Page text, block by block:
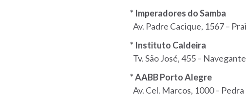
* Imperadores do Samba
Av. Padre Cacique, 1567 –
* Instituto Caldeira
Tv. São José, 455 –
* AABB Porto Alegre
Av. Cel. Marcos, 1000 –